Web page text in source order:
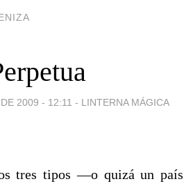
2009 - 12:11 - LINTERNA MÁGICA
tres tipos —o quizá un país